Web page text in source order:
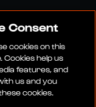
Cookies
Consent
cookies on this
help us
features, and
us and you
cookies.